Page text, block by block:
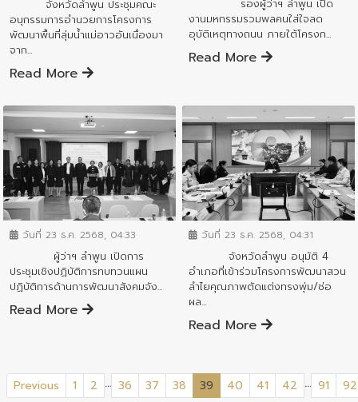
จังหวัดลำพูน ประชุมคณะ
อนุกรรมการอำนวยการโครงการ
พัฒนาพื้นที่ลุ่มน้ำแม่อาวอันเนื่องมา
จาก...
Read More
รองผู้ว่าฯ ลำพูน เปิด
งานมหกรรมรวมพลคนใส่ใจลด
อุบัติเหตุทางถนน ภายใต้โครงก...
Read More
ข่าวสารจังหวัด
วันที่ 23 ธ.ค. 2568, 04:33
ผู้ว่าฯ ลำพูน เปิดการ
ประชุมเชิงปฏิบัติการทบทวนแผน
ปฏิบัติการด้านการพัฒนาสังคมจัง...
Read More
ข่าวสารจังหวัด
วันที่ 23 ธ.ค. 2568, 04:31
จังหวัดลำพูน อนุมัติ 4
อำเภอที่เข้าร่วมโครงการพัฒนาสวน
ลำไยคุณภาพตัดแต่งทรงพุ่ม/ช่อ
ผล...
Read More
Previous 1 2 ... 36 37 38 39 (current)
40 41 42 ... 91 92